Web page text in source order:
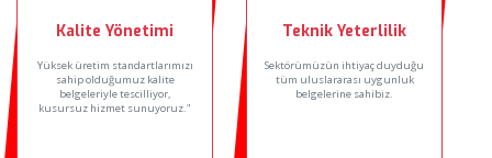
Kalite Yönetimi
Yüksek üretim standartlarımızı
sahip olduğumuz kalite
belgeleriyle tescilliyor,
kusursuz hizmet sunuyoruz."
Teknik Yeterlilik
Sektörümüzün ihtiyaç duyduğu
tüm uluslararası uygunluk
belgelerine sahibiz.